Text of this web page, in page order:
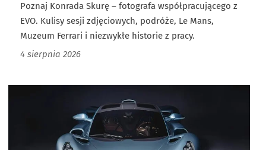
Poznaj Konrada Skurę – fotografa współpracującego z
EVO. Kulisy sesji zdjęciowych, podróże, Le Mans,
Muzeum Ferrari i niezwykłe historie z pracy.
4 sierpnia 2026